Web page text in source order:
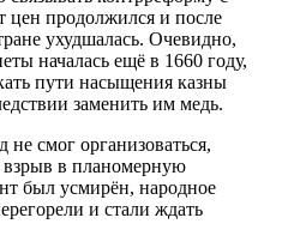
продолжился и после
ухудшалась. Очевидно,
началась ещё в 1660 году,
пути насыщения казны
заменить им медь.
смог организоваться,
в планомерную
был усмирён, народное
и стали ждать